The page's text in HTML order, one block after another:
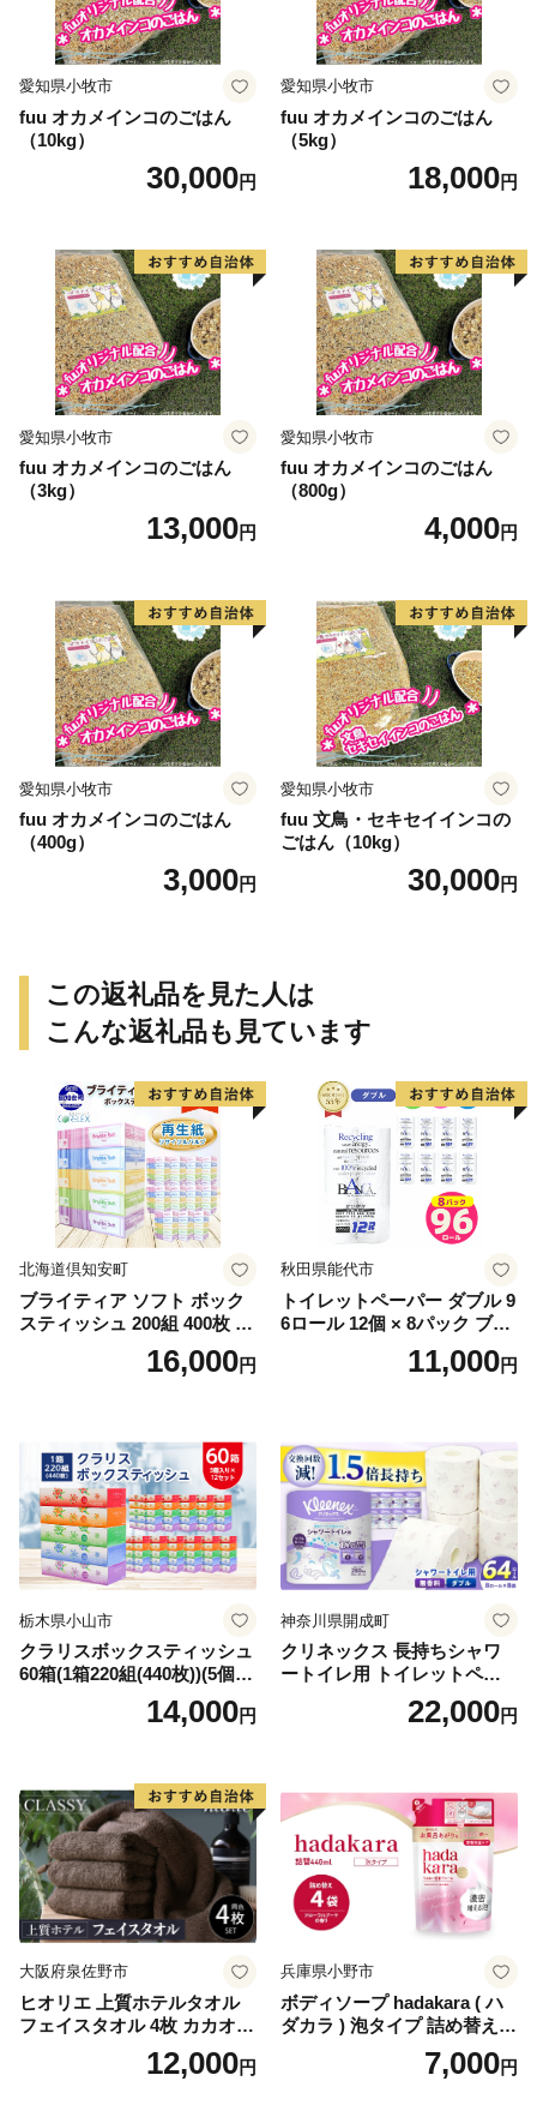
愛知県小牧市
fuu オカメインコのごはん
（10kg）
30,000円
愛知県小牧市
fuu オカメインコのごはん
（5kg）
18,000円
愛知県小牧市
fuu オカメインコのごはん
（3kg）
13,000円
愛知県小牧市
fuu オカメインコのごはん
（800g）
4,000円
愛知県小牧市
fuu オカメインコのごはん
（400g）
3,000円
愛知県小牧市
fuu 文鳥・セキセイインコの
ごはん（10kg）
30,000円
この返礼品を見た人は
こんな返礼品も見ています
北海道倶知安町
ブライティア ソフト ボック
スティッシュ 200組 400枚 60
箱 日本製 まとめ買い ティッ
シュ リサイクル 長持 防災 常
倶知安町 日用品
16,000円
秋田県能代市
トイレットペーパー ダブル 9
6ロール 12個 × 8パック ブラ
ンカ 再生紙 100％ 芯あり 日
用品 消耗品 無香料 生活用品
11,000円
栃木県小山市
クラリスボックスティッシュ
60箱(1箱220組(440枚))(5個入
り×12セット)【1256759】
14,000円
神奈川県開成町
クリネックス 長持ちシャワ
ートイレ用 トイレットペー
パー（ダブル）64ロール(8ロ
ール×8パック) 開成町 トイレ
蓄 防災 エコ 消耗品 生活雑貨
生活用品 無香料 トイレット
ペーパー ダブル といれっと
ぺーぱー トイレ クレシア ト
イレットペーパー [BDBH002
-1]
22,000円
大阪府泉佐野市
ヒオリエ 上質ホテルタオル
フェイスタオル 4枚 カカオ
【タオル 泉州タオル 吸水 普
段使い 無地 シンプル 日用品
12,000円
兵庫県小野市
ボディソープ hadakara ( ハ
ダカラ ) 泡タイプ 詰め替え 4
40ml×4袋 ボディーソープ 泡
ボディソープ 泡 日用品 消耗
7,000円